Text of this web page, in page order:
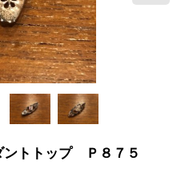
トトップ Ｐ８７５